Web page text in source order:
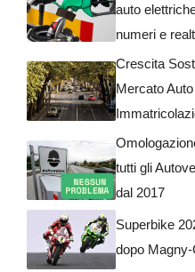
auto
numeri e
Crescita
Mercato
tutti gli
dal 2017
Superbike
dopo